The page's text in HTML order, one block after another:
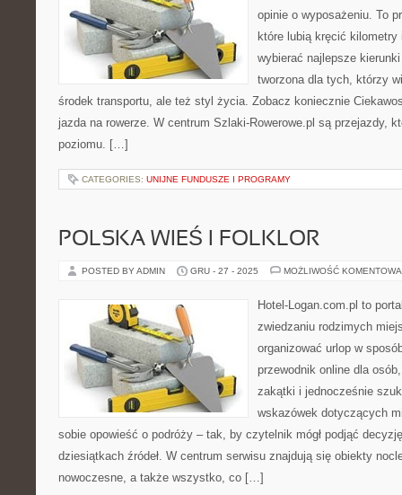
opinie o wyposażeniu. To
które lubią kręcić
wybierać najlepsze
tworzona dla tych, którzy
środek transportu, ale też styl życia. Zobacz koniecznie
jazda na rowerze. W centrum Szlaki-Rowerowe.pl są przejazdy,
poziomu. […]
CATEGORIES: UNIJNE FUNDUSZE I PROGRAMY
POLSKA WIEŚ I FOLKLOR
POSTED BY ADMIN GRU - 27 - 2025 MOŻLIWOŚĆ
Hotel-Logan.com.pl to
zwiedzaniu rodzimych
organizować urlop w
przewodnik online dla
zakątki i jednocześnie
wskazówek dotyczących
sobie opowieść o podróży – tak, by czytelnik mógł podjąć
dziesiątkach źródeł. W centrum serwisu znajdują się obiekty
nowoczesne, a także wszystko, co […]